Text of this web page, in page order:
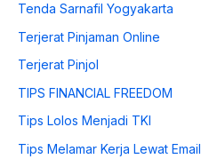
Tenda Sarnafil Yogyakarta
Terjerat Pinjaman Online
Terjerat Pinjol
TIPS FINANCIAL FREEDOM
Tips Lolos Menjadi TKI
Tips Melamar Kerja Lewat Email